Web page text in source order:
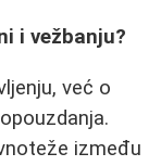
i vežbanju?
već o
između